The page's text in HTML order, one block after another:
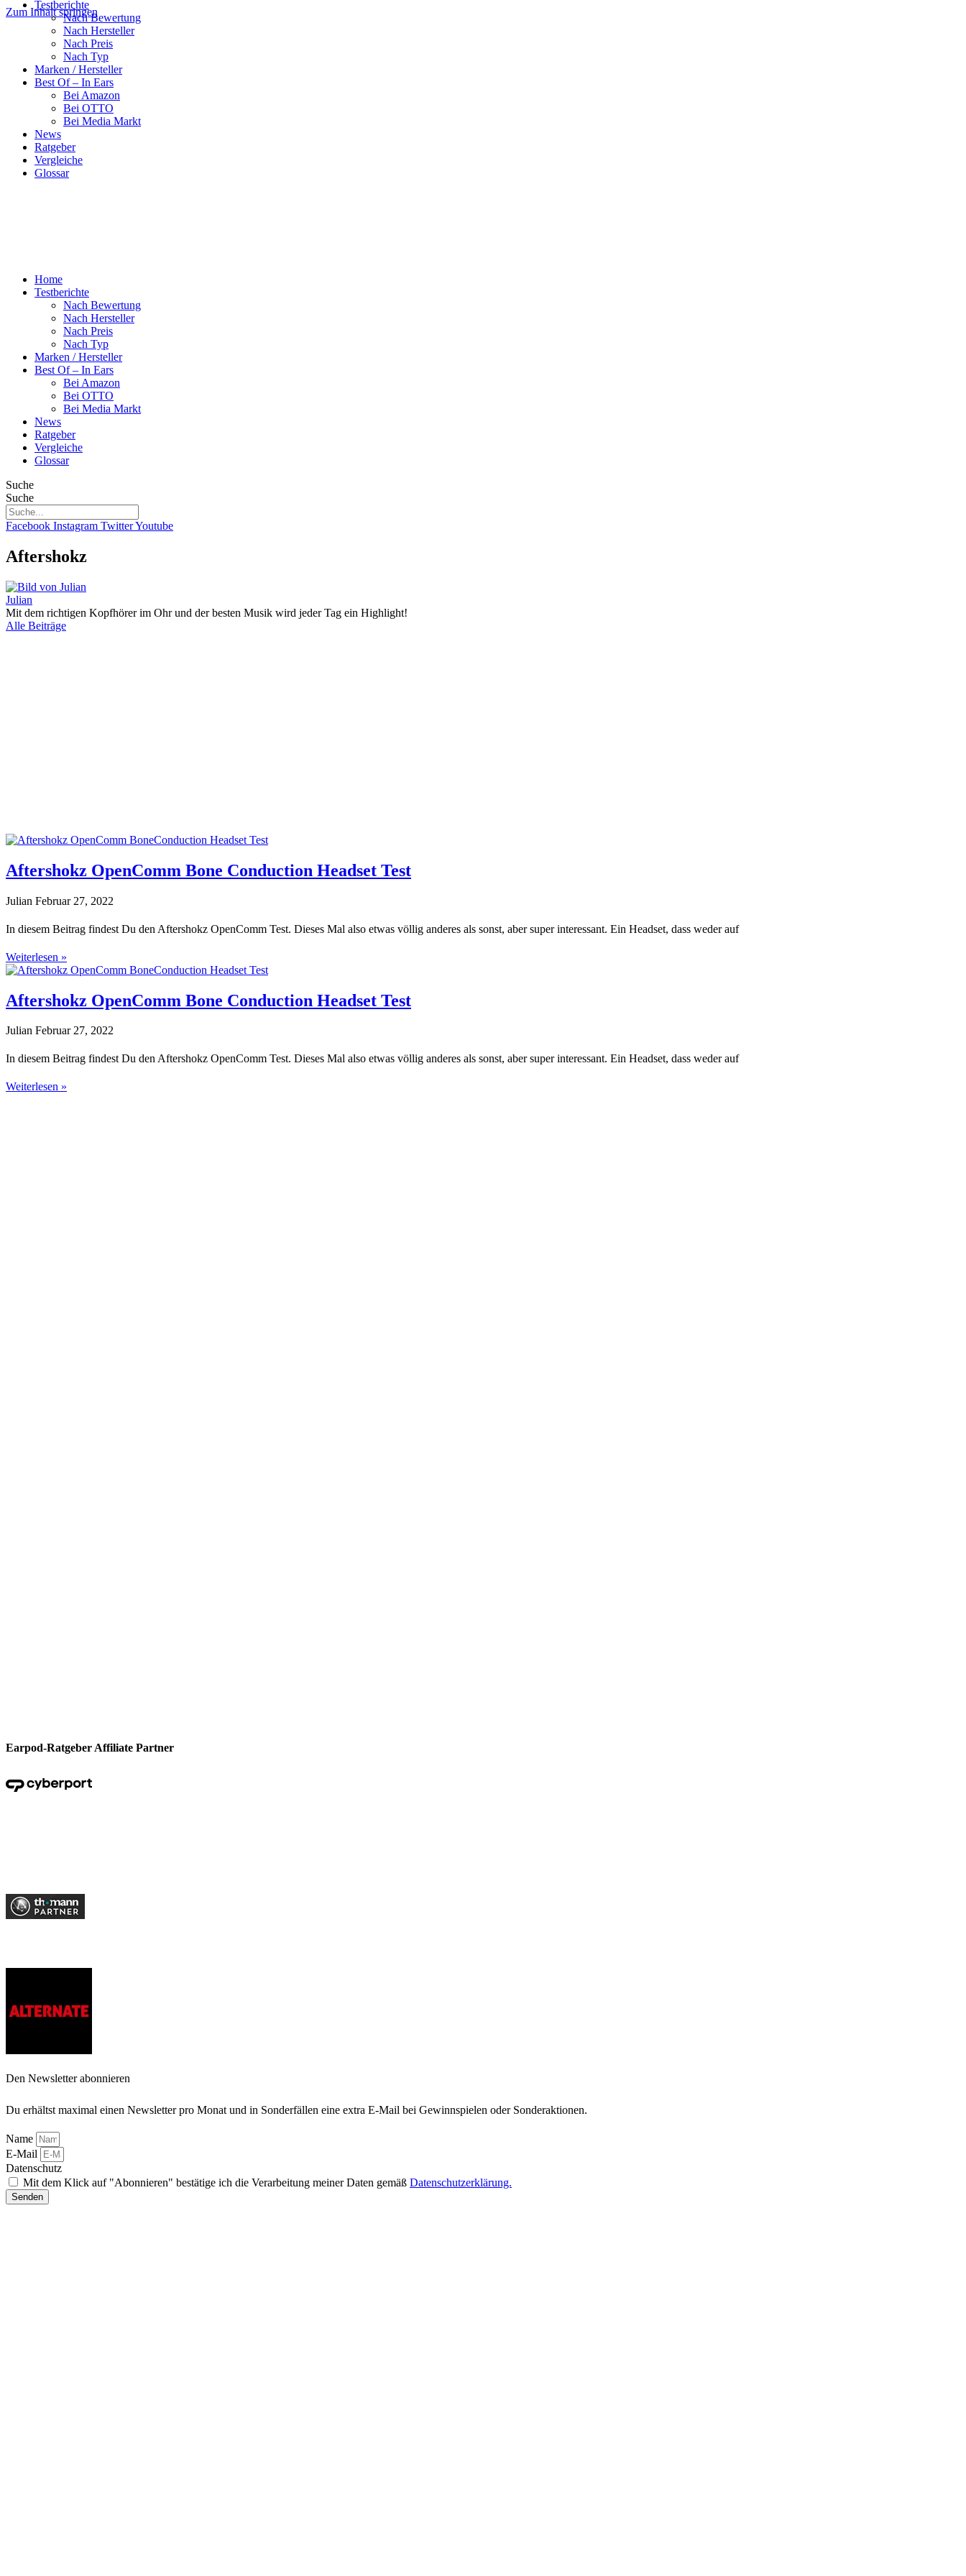
Zum Inhalt springen
Testberichte
Nach Bewertung
Nach Hersteller
Nach Preis
Nach Typ
Marken / Hersteller
Best Of – In Ears
Bei Amazon
Bei OTTO
Bei Media Markt
News
Ratgeber
Vergleiche
Glossar
Home
Testberichte
Nach Bewertung
Nach Hersteller
Nach Preis
Nach Typ
Marken / Hersteller
Best Of – In Ears
Bei Amazon
Bei OTTO
Bei Media Markt
News
Ratgeber
Vergleiche
Glossar
Suche
Suche
Facebook Instagram TwitterYoutube
Aftershokz
Julian
Mit dem richtigen Kopfhörer im Ohr und der besten Musik wird jeder Tag ein Highlight!
Alle Beiträge
Aftershokz OpenComm Bone Conduction Headset Test
Julian Februar 27, 2022
In diesem Beitrag findest Du den Aftershokz OpenComm Test. Dieses Mal also etwas völlig anderes als sonst, aber super interessant. Ein Headset, dass weder auf
Weiterlesen »
Aftershokz OpenComm Bone Conduction Headset Test
Julian Februar 27, 2022
In diesem Beitrag findest Du den Aftershokz OpenComm Test. Dieses Mal also etwas völlig anderes als sonst, aber super interessant. Ein Headset, dass weder auf
Weiterlesen »
Earpod-Ratgeber Affiliate Partner
Den Newsletter abonnieren
Du erhältst maximal einen Newsletter pro Monat und in Sonderfällen eine extra E-Mail bei Gewinnspielen oder Sonderaktionen.
Name
E-Mail
Datenschutz
Mit dem Klick auf "Abonnieren" bestätige ich die Verarbeitung meiner Daten gemäß Datenschutzerklärung.
Senden